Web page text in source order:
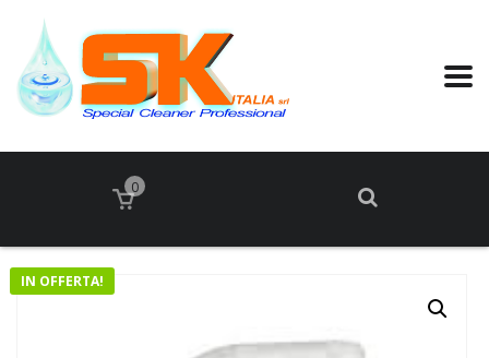
0
IN OFFERTA!